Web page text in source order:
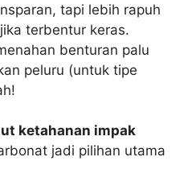
tapi lebih rapuh
terbentur keras.
benturan palu
peluru (untuk tipe
ketahanan impak
jadi pilihan utama